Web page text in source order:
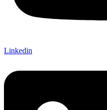
Linkedin